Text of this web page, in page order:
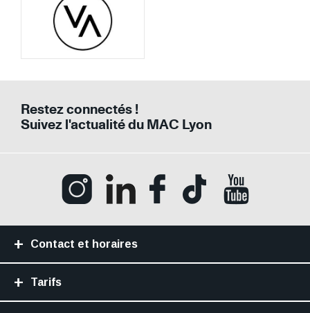
Restez connectés !
Suivez l'actualité du MAC Lyon
Ouvrir la page Instagram (Nouvelle
Ouvrir la page LinkedIn
Ouvrir la page Facebook
Ouvrir la page
Contact et horaires
Tarifs